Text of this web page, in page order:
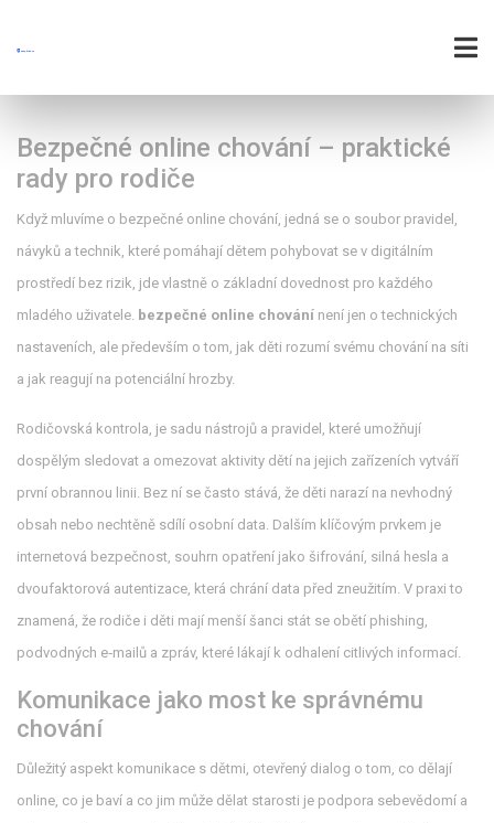
Bezpečné online chování – praktické
rady pro rodiče
Když mluvíme o bezpečné online chování, jedná se o soubor pravidel,
návyků a technik, které pomáhají dětem pohybovat se v digitálním
prostředí bez rizik, jde vlastně o základní dovednost pro každého
mladého uživatele. bezpečné online chování není jen o technických
nastaveních, ale především o tom, jak děti rozumí svému chování na síti
a jak reagují na potenciální hrozby.
Rodičovská kontrola, je sadu nástrojů a pravidel, které umožňují
dospělým sledovat a omezovat aktivity dětí na jejich zařízeních vytváří
první obrannou linii. Bez ní se často stává, že děti narazí na nevhodný
obsah nebo nechtěně sdílí osobní data. Dalším klíčovým prvkem je
internetová bezpečnost, souhrn opatření jako šifrování, silná hesla a
dvoufaktorová autentizace, která chrání data před zneužitím. V praxi to
znamená, že rodiče i děti mají menší šanci stát se obětí phishing,
podvodných e‑mailů a zpráv, které lákají k odhalení citlivých informací.
Komunikace jako most ke správnému
chování
Důležitý aspekt komunikace s dětmi, otevřený dialog o tom, co dělají
online, co je baví a co jim může dělat starosti je podpora sebevědomí a